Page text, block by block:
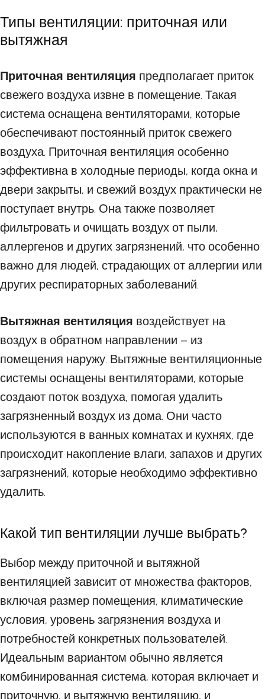
Типы вентиляции: приточная или
вытяжная
Приточная вентиляция предполагает приток
свежего воздуха извне в помещение. Такая
система оснащена вентиляторами, которые
обеспечивают постоянный приток свежего
воздуха. Приточная вентиляция особенно
эффективна в холодные периоды, когда окна и
двери закрыты, и свежий воздух практически не
поступает внутрь. Она также позволяет
фильтровать и очищать воздух от пыли,
аллергенов и других загрязнений, что особенно
важно для людей, страдающих от аллергии или
других респираторных заболеваний.
Вытяжная вентиляция воздействует на
воздух в обратном направлении – из
помещения наружу. Вытяжные вентиляционные
системы оснащены вентиляторами, которые
создают поток воздуха, помогая удалить
загрязненный воздух из дома. Они часто
используются в ванных комнатах и кухнях, где
происходит накопление влаги, запахов и других
загрязнений, которые необходимо эффективно
удалить.
Какой тип вентиляции лучше выбрать?
Выбор между приточной и вытяжной
вентиляцией зависит от множества факторов,
включая размер помещения, климатические
условия, уровень загрязнения воздуха и
потребностей конкретных пользователей.
Идеальным вариантом обычно является
комбинированная система, которая включает и
приточную, и вытяжную вентиляцию, и